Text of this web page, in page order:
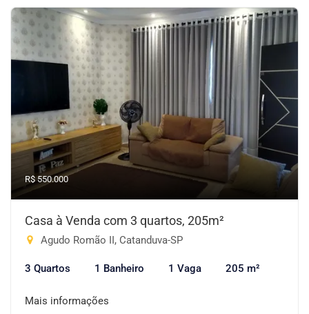
R$ 550.000
Casa à Venda com 3 quartos, 205m²
Agudo Romão II, Catanduva-SP
3 Quartos 1 Banheiro 1 Vaga 205 m²
Mais informações